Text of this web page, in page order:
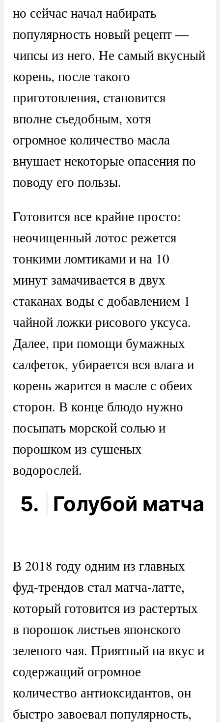
но сейчас начал набирать
популярность новый рецепт —
чипсы из него. Не самый вкусный
корень, после такого
приготовления, становится
вполне съедобным, хотя
огромное количество масла
внушает некоторые опасения по
поводу его пользы.
Готовится все крайне просто:
неочищенный лотос режется
тонкими ломтиками и на 10
минут замачивается в двух
стаканах воды с добавлением 1
чайной ложки рисового уксуса.
Далее, при помощи бумажных
салфеток, убирается вся влага и
корень жарится в масле с обеих
сторон. В конце блюдо нужно
посыпать морской солью и
порошком из сушеных
водорослей.
5. Голубой матча
В 2018 году одним из главных
фуд-трендов стал матча-латте,
который готовится из растертых
в порошок листьев японского
зеленого чая. Приятный на вкус и
содержащий огромное
количество антиоксидантов, он
быстро завоевал популярность,